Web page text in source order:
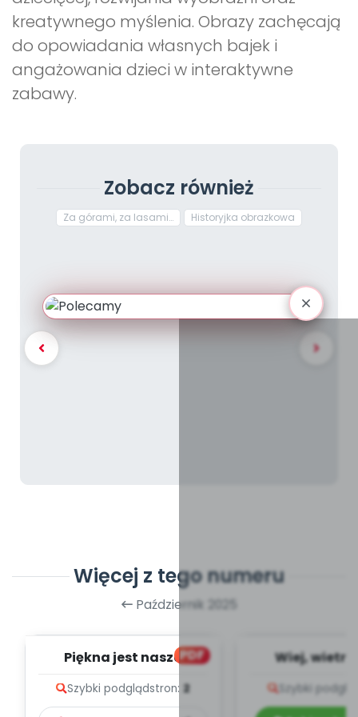
kreatywnego myślenia. Obrazy zachęcają
do opowiadania własnych bajek i
angażowania dzieci w interaktywne
zabawy.
Zobacz również
Za górami, za lasami… Historyjka obrazkowa
Więcej z tego numeru
Październik 2025
PDF
Piękna jest nasza
Szybki podglądstron: 2
Wiej,
Szybki